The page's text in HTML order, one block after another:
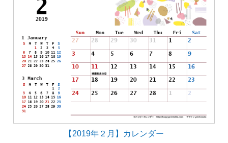
【2019年２月】カレンダー